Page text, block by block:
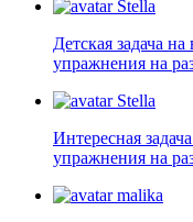
Stella
Детская задача
упражнения на
Stella
Интересная
упражнения на
malika